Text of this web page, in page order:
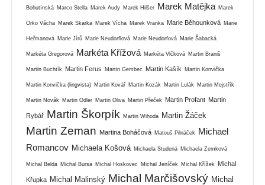
Bohutínská Marco Stella Marek Audy Marek Hilšer Marek Matějka Marek
Orko Vácha Marek Skarka Marek Vícha Marek Vranka Marie Běhounková Marie
Heřmanová Marie Jírů Marie Neudorflová Marie Neudorfová Marie Šabacká
Markéta Gregorová Markéta Křížová Markéta Vlčková Martin Braniš
Martin Buchtík Martin Ferus Martin Gembec Martin Kašík Martin Konvička
Martin Konvička (lingvista) Martin Kovář Martin Kozák Martin Lulák Martin Mejstřík
Martin Novák Martin Odler Martin Oliva Martin Přeček Martin Profant Martin
Rybář Martin Škorpík Martin Wihoda Martin Žáček
Martin Zeman Martina Boháčová Matouš Pilnáček
Michael
Romancov Michaela Košová Michaela Studená Michaela Zemková
Michal Belda Michal Bursa Michal Hoskovec Michal Jeníček Michal Křížek Michal
Křupka Michal Malinský Michal Marčišovský Michal